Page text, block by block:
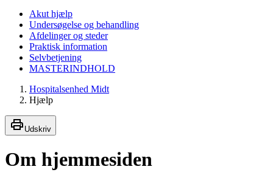
Akut hjælp
Undersøgelse og behandling
Afdelinger og steder
Praktisk information
Selvbetjening
MASTERINDHOLD
Hospitalsenhed Midt
Hjælp
Udskriv
Om hjemmesiden